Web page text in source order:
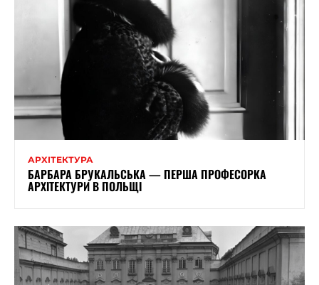
АРХІТЕКТУРА
БАРБАРА БРУКАЛЬСЬКА — ПЕРША ПРОФЕСОРКА
АРХІТЕКТУРИ В ПОЛЬЩІ